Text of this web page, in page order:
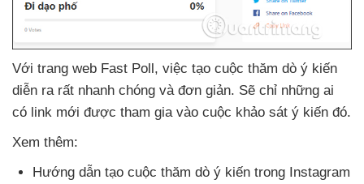
Với trang web Fast Poll , việc tạo cuộc thăm dò ý kiến
diễn ra rất nhanh chóng và đơn giản. Sẽ chỉ những ai
có link mới được tham gia vào cuộc khảo sát ý kiến đó.
Xem thêm:
Hướng dẫn tạo cuộc thăm dò ý kiến trong Instagram